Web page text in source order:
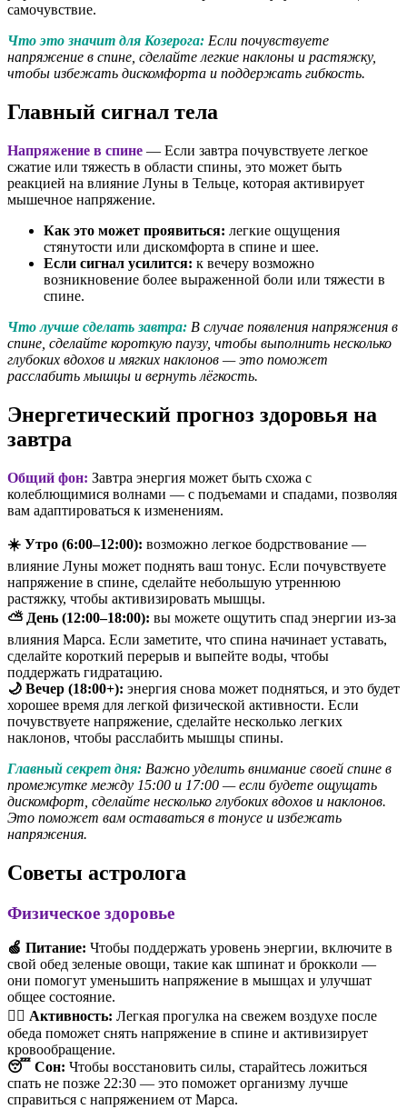
самочувствие.
Что это значит для Козерога: Если почувствуете
напряжение в спине, сделайте легкие наклоны и растяжку,
чтобы избежать дискомфорта и поддержать гибкость.
Главный сигнал тела
Напряжение в спине — Если завтра почувствуете легкое
сжатие или тяжесть в области спины, это может быть
реакцией на влияние Луны в Тельце, которая активирует
мышечное напряжение.
Как это может проявиться: легкие ощущения
стянутости или дискомфорта в спине и шее.
Если сигнал усилится: к вечеру возможно
возникновение более выраженной боли или тяжести в
спине.
Что лучше сделать завтра: В случае появления напряжения в
спине, сделайте короткую паузу, чтобы выполнить несколько
глубоких вдохов и мягких наклонов — это поможет
расслабить мышцы и вернуть лёгкость.
Энергетический прогноз здоровья на
завтра
Общий фон: Завтра энергия может быть схожа с
колеблющимися волнами — с подъемами и спадами, позволяя
вам адаптироваться к изменениям.
☀️ Утро (6:00–12:00): возможно легкое бодрствование —
влияние Луны может поднять ваш тонус. Если почувствуете
напряжение в спине, сделайте небольшую утреннюю
растяжку, чтобы активизировать мышцы.
⛅ День (12:00–18:00): вы можете ощутить спад энергии из-за
влияния Марса. Если заметите, что спина начинает уставать,
сделайте короткий перерыв и выпейте воды, чтобы
поддержать гидратацию.
🌙 Вечер (18:00+): энергия снова может подняться, и это будет
хорошее время для легкой физической активности. Если
почувствуете напряжение, сделайте несколько легких
наклонов, чтобы расслабить мышцы спины.
Главный секрет дня: Важно уделить внимание своей спине в
промежутке между 15:00 и 17:00 — если будете ощущать
дискомфорт, сделайте несколько глубоких вдохов и наклонов.
Это поможет вам оставаться в тонусе и избежать
напряжения.
Советы астролога
Физическое здоровье
🍏 Питание: Чтобы поддержать уровень энергии, включите в
свой обед зеленые овощи, такие как шпинат и брокколи —
они помогут уменьшить напряжение в мышцах и улучшат
общее состояние.
🏃‍♂️ Активность: Легкая прогулка на свежем воздухе после
обеда поможет снять напряжение в спине и активизирует
кровообращение.
😴 Сон: Чтобы восстановить силы, старайтесь ложиться
спать не позже 22:30 — это поможет организму лучше
справиться с напряжением от Марса.